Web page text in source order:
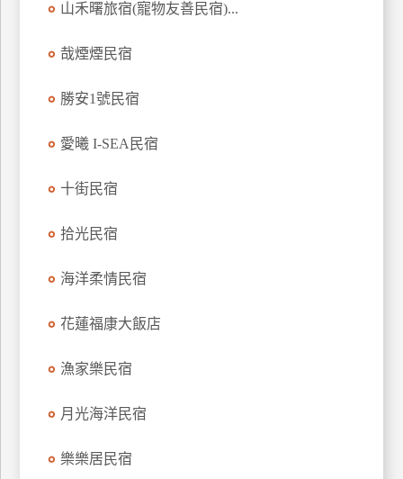
山禾曙旅宿(寵物友善民宿)...
哉煙煙民宿
勝安1號民宿
愛曦 I-SEA民宿
十街民宿
拾光民宿
海洋柔情民宿
花蓮福康大飯店
漁家樂民宿
月光海洋民宿
樂樂居民宿